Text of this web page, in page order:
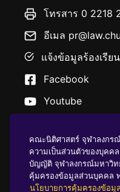
โทรสาร 0 2218
อีเมล
แจ้งข้อมูลร้องเรียน
Facebook
Youtube
นโยบายคุ้มครอง
คณะนิติศาสตร์ จุฬาลงกร
ความเป็นส่วนตัวของบุคค
บัญญัติ จุฬาลงกรณ์มหาวิท
คุ้มครองข้อมูลส่วนบุคคล
นโยบายการคุ้มครองข้อ